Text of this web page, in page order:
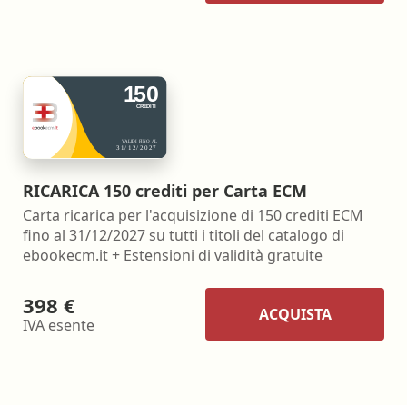
RICARICA 150 crediti per Carta ECM
Carta ricarica per l'acquisizione di 150 crediti ECM
fino al 31/12/2027 su tutti i titoli del catalogo di
ebookecm.it + Estensioni di validità gratuite
398 €
IVA esente
ACQUISTA